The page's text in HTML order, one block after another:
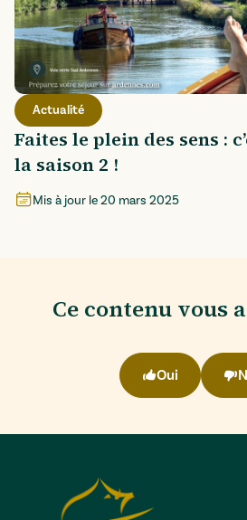
Actualité
Faites le plein des sens :
la saison 2 !
Mis à jour le20 mars 2025
Ce contenu vous
Oui